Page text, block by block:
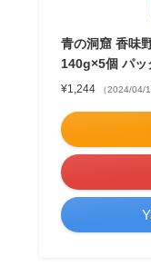
青の洞窟 香味
140g×5個 パッ
¥1,244 （2024/04/